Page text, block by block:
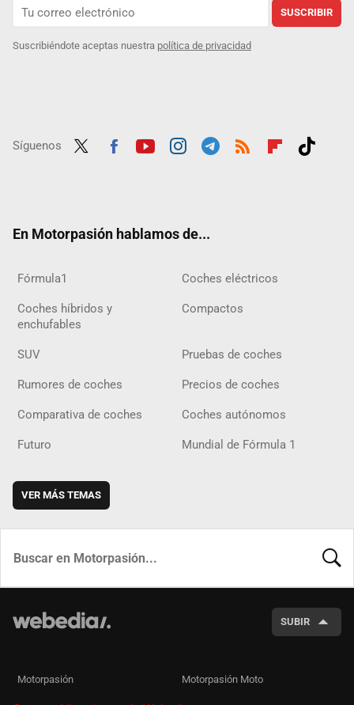
SUSCRIBIR
Suscribiéndote aceptas nuestra política de privacidad
Síguenos
En Motorpasión hablamos de...
Fórmula1 Coches eléctricos
Coches híbridos y
enchufables
Compactos
SUV Pruebas de coches
Rumores de coches Precios de coches
Comparativa de coches Coches autónomos
Futuro Mundial de Fórmula 1
VER MÁS TEMAS
SUBIR
Motorpasión Motorpasión Moto